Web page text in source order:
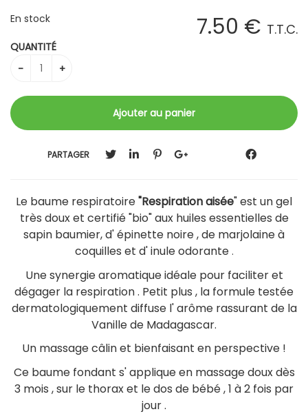
7.50 € T.T.C.
En stock
QUANTITÉ
PARTAGER
Le baume respiratoire"Respiration aisée" est un gel
très doux et certifié "bio" aux huiles essentielles de
sapin baumier, d' épinette noire , de marjolaine à
coquilles et d' inule odorante .
Une synergie aromatique idéale pour faciliter et
dégager la respiration . Petit plus , la formule testée
dermatologiquement diffuse l' arôme rassurant de la
Vanille de Madagascar.
Un massage câlin et bienfaisant en perspective !
Ce baume fondant s' applique en massage doux dès
3 mois , sur le thorax et le dos de bébé , 1 à 2 fois par
jour .